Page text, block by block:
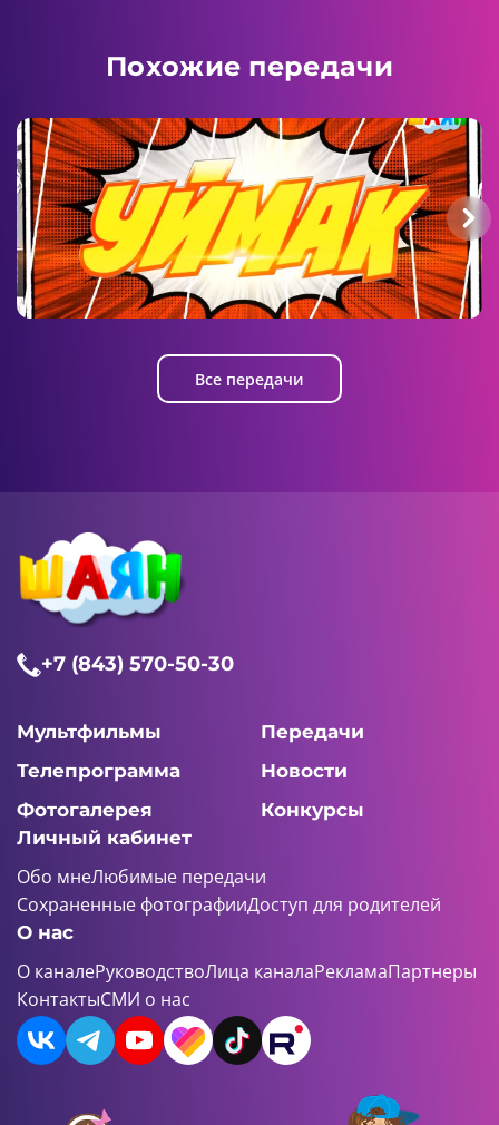
Яраткан шигырь
02:39 AM
Яраткан шигырь
Волшебные слова (Йолдыз Шарапова)
Яраткан шигырь
Мой учитель (Хакимзян Халиков)
Похожие передачи
Все передачи
+7 (843) 570-50-30
Мультфильмы
Передачи
Телепрограмма
Новости
Фотогалерея
Конкурсы
Личный кабинет
Обо мнеЛюбимые передачи
Сохраненные фотографииДоступ для родителей
О нас
О каналеРуководствоЛица каналаРекламаПартнеры
КонтактыСМИ о нас